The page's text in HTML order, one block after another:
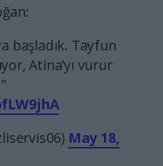
başladık. Tayfun
Atina’yı vurur
May 18,